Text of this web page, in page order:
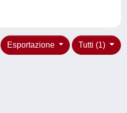
Tutti (1)
Esportazione